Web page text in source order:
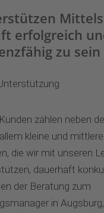
erfolgreich
zu sein
zählen neben
kleine und mittlere
die wir mit unseren
dauerhaft
der Beratung zum
in